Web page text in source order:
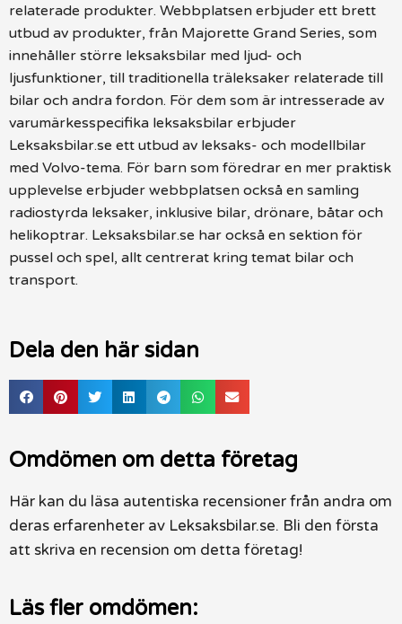
relaterade produkter. Webbplatsen erbjuder ett brett
utbud av produkter, från Majorette Grand Series, som
innehåller större leksaksbilar med ljud- och
ljusfunktioner, till traditionella träleksaker relaterade till
bilar och andra fordon. För dem som är intresserade av
varumärkesspecifika leksaksbilar erbjuder
Leksaksbilar.se ett utbud av leksaks- och modellbilar
med Volvo-tema. För barn som föredrar en mer praktisk
upplevelse erbjuder webbplatsen också en samling
radiostyrda leksaker, inklusive bilar, drönare, båtar och
helikoptrar. Leksaksbilar.se har också en sektion för
pussel och spel, allt centrerat kring temat bilar och
transport.
Dela den här sidan
Omdömen om detta företag
Här kan du läsa autentiska recensioner från andra om
deras erfarenheter av Leksaksbilar.se. Bli den första
att skriva en recension om detta företag!
Läs fler omdömen: